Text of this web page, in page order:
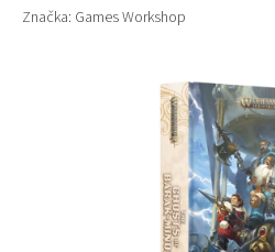
Značka: Games Workshop